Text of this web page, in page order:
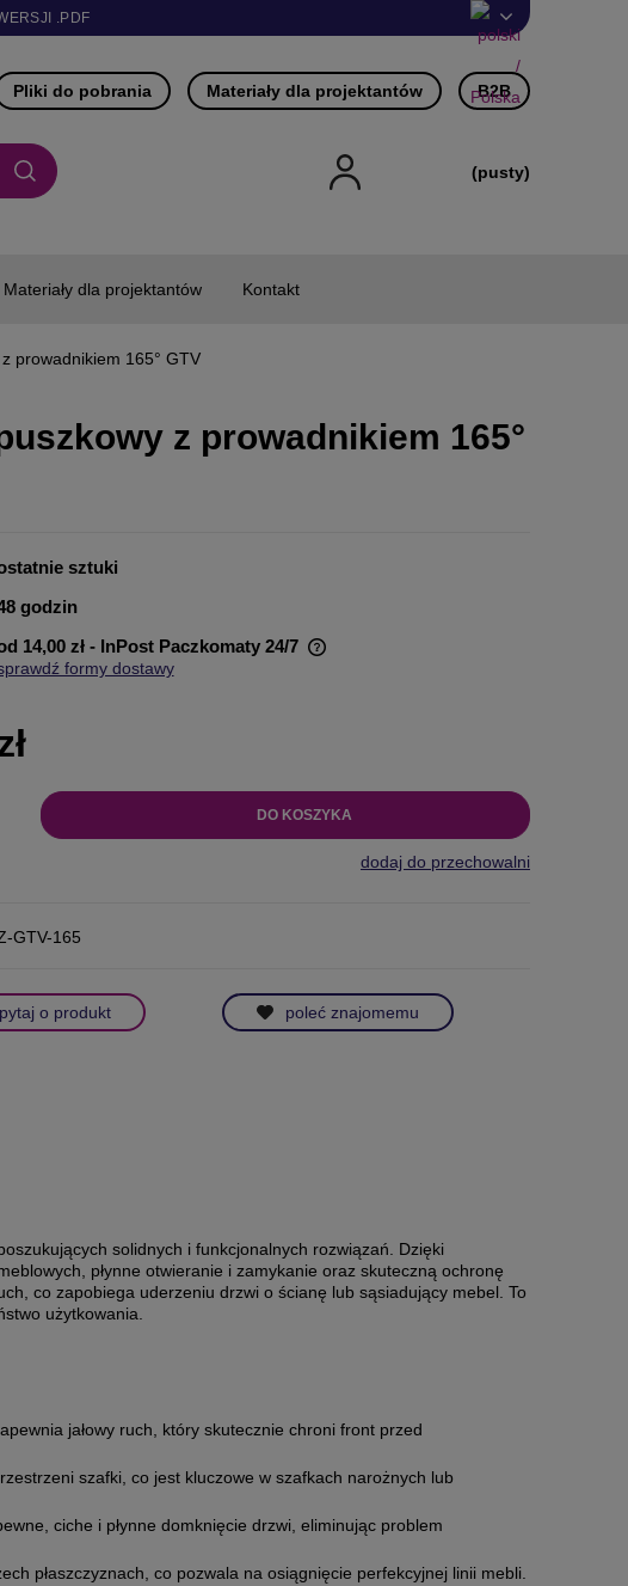
.PDF
Pliki do pobrania Materiały dla projektantów B2B
(pusty)
Materiały dla projektantów Kontakt
prowadnikiem 165° GTV
z prowadnikiem 165°
sztuki
godzin
14,00 zł - InPost Paczkomaty 24/7
formy dostawy
DO KOSZYKA
dodaj do przechowalni
GTV-165
o produkt poleć znajomemu
solidnych i funkcjonalnych rozwiązań. Dzięki
płynne otwieranie i zamykanie oraz skuteczną ochronę
co zapobiega uderzeniu drzwi o ścianę lub sąsiadujący mebel. To
użytkowania.
jałowy ruch, który skutecznie chroni front przed
szafki, co jest kluczowe w szafkach narożnych lub
ciche i płynne domknięcie drzwi, eliminując problem
płaszczyznach, co pozwala na osiągnięcie perfekcyjnej linii mebli.